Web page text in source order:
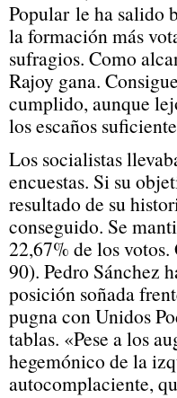
Popular le ha salido
la formación más
sufragios. Como
Rajoy gana.
cumplido, aunque
los escaños
Los socialistas
encuestas. Si su
resultado de su
conseguido. Se
22,67% de los votos.
90). Pedro Sánchez
posición soñada
pugna con Unidos
tablas. «Pese a los
hegemónico de la
autocomplaciente,